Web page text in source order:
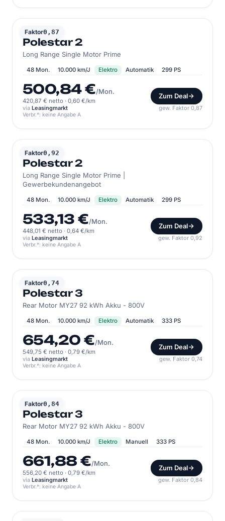
Faktor0,87
POLESTAR
Polestar 2
Long Range Single Motor Prime
48 Mon. 10.000 km/J Elektro Automatik 299 PS
500,84 €/Mon.
420,87 € netto · 0,60 €/km
Zum Deal
via Leasingmarkt gew. Faktor 0,87
Verbr.*: keine Angabe A
Faktor0,92
POLESTAR
Polestar 2
Long Range Single Motor Prime |
Gewerbekundenangebot
48 Mon. 10.000 km/J Elektro Automatik 299 PS
533,13 €/Mon.
448,01 € netto · 0,64 €/km
Zum Deal
via Leasingmarkt gew. Faktor 0,92
Verbr.*: keine Angabe A
Faktor0,74
POLESTAR
Polestar 3
Rear Motor MY27 92 kWh Akku - 800V
48 Mon. 10.000 km/J Elektro Automatik 333 PS
654,20 €/Mon.
549,75 € netto · 0,79 €/km
Zum Deal
via Leasingmarkt gew. Faktor 0,74
Verbr.*: keine Angabe A
Faktor0,84
POLESTAR
Polestar 3
Rear Motor MY27 92 kWh Akku - 800V
48 Mon. 10.000 km/J Elektro Manuell 333 PS
661,88 €/Mon.
556,20 € netto · 0,79 €/km
Zum Deal
via Leasingmarkt gew. Faktor 0,84
Verbr.*: keine Angabe A